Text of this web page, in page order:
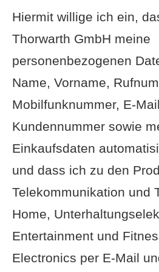
Hiermit willige ich ein,
Thorwarth GmbH meine
personenbezogenen
Name, Vorname,
Mobilfunknummer, E-
Kundennummer sowie
Einkaufsdaten
und dass ich zu den
Telekommunikation und
Home,
Entertainment und
Electronics per E-Mail